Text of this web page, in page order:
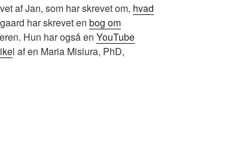
af Jan, som har skrevet om, hvad
har skrevet en bog om
Hun har også en YouTube
l af en Maria Misiura, PhD,